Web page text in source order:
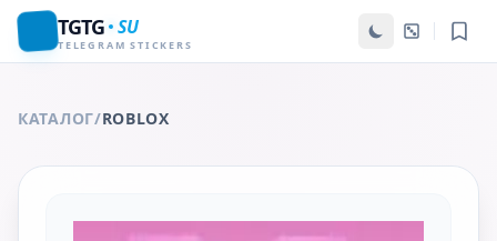
TGTG SU
TELEGRAM STICKERS
КАТАЛОГ/ROBLOX